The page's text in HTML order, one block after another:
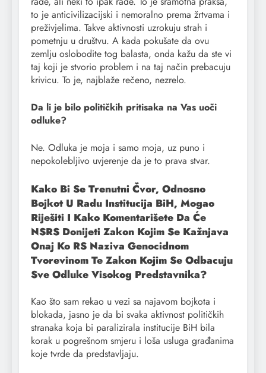
to je anticivilizacijski i nemoralno prema žrtvama i
preživjelima. Takve aktivnosti uzrokuju strah i
pometnju u društvu. A kada pokušate da ovu
zemlju oslobodite tog balasta, onda kažu da ste vi
taj koji je stvorio problem i na taj način prebacuju
krivicu. To je, najblaže rečeno, nezrelo.
Da li je bilo političkih pritisaka na Vas uoči
odluke?
Ne. Odluka je moja i samo moja, uz puno i
nepokolebljivo uvjerenje da je to prava stvar.
Kako Bi Se Trenutni Čvor, Odnosno
Bojkot U Radu Institucija BiH, Mogao
Riješiti I Kako Komentarišete Da Će
NSRS Donijeti Zakon Kojim Se Kažnjava
Onaj Ko RS Naziva Genocidnom
Tvorevinom Te Zakon Kojim Se Odbacuju
Sve Odluke Visokog Predstavnika?
Kao što sam rekao u vezi sa najavom bojkota i
blokada, jasno je da bi svaka aktivnost političkih
stranaka koja bi paralizirala institucije BiH bila
korak u pogrešnom smjeru i loša usluga građanima
koje tvrde da predstavljaju.